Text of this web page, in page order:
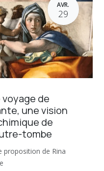
AVR.
29
voyage de
une vision
de
tombe
proposition de Rina